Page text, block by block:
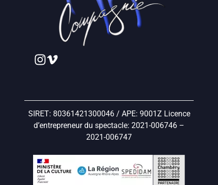
SIRET: 80361421300046 / APE: 9001Z Licence
d’entrepreneur du spectacle: 2021-006746 –
2021-006747